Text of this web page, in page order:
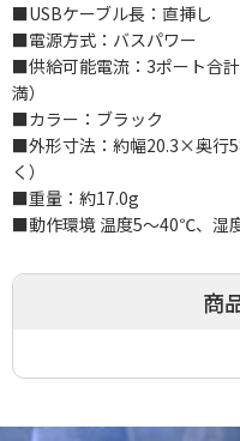
■USBケーブル長：直挿し
■電源方式：バスパワー
■供給可能電流：3ポート合
満）
■カラー：ブラック
■外形寸法：約幅20.3×奥行
く）
■重量：約17.0g
■動作環境 温度5～40℃、湿
商